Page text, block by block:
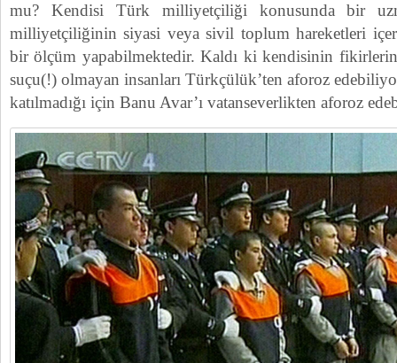
mu? Kendisi Türk milliyetçiliği konusunda bir
milliyetçiliğinin siyasi veya sivil toplum hareketleri
bir ölçüm yapabilmektedir. Kaldı ki kendisinin
suçu(!) olmayan insanları Türkçülük’ten aforoz
katılmadığı için Banu Avar’ı vatanseverlikten aforoz